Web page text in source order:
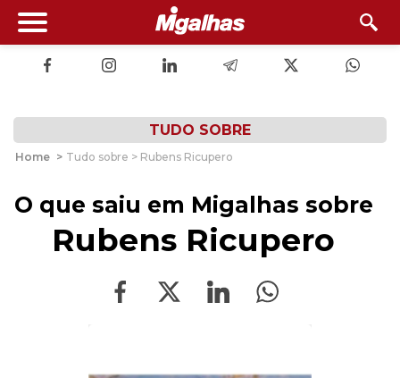
TUDO SOBRE
Home > Tudo sobre > Rubens Ricupero
O que saiu em Migalhas sobre
Rubens Ricupero